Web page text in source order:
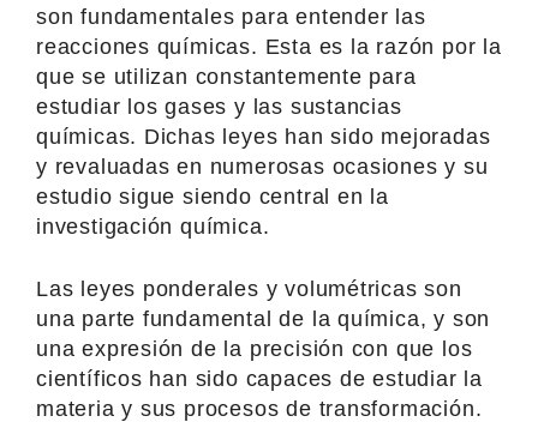
son fundamentales para entender las
reacciones químicas. Esta es la razón por la
que se utilizan constantemente para
estudiar los gases y las sustancias
químicas. Dichas leyes han sido mejoradas
y revaluadas en numerosas ocasiones y su
estudio sigue siendo central en la
investigación química.
Las leyes ponderales y volumétricas son
una parte fundamental de la química, y son
una expresión de la precisión con que los
científicos han sido capaces de estudiar la
materia y sus procesos de transformación.